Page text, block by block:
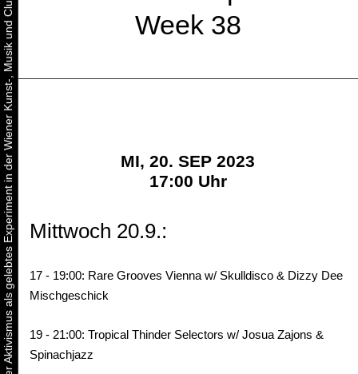
Urbaner Aktivismus als gelebtes Experiment in der Wiener Kunst-, Musik und Clubszene
Week 38
MI, 20. SEP 2023
17:00 Uhr
Mittwoch 20.9.:
17 - 19:00: Rare Grooves Vienna w/ Skulldisco & Dizzy Dee
Mischgeschick
19 - 21:00: Tropical Thinder Selectors w/ Josua Zajons &
Spinachjazz